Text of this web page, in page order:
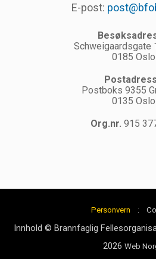
E-post:
Schweigaardsgate
0185 Oslo
Postboks 9355
0135 Oslo
Org.nr. 915
Personvern :
Innhold © Brannfaglig
2026 Web